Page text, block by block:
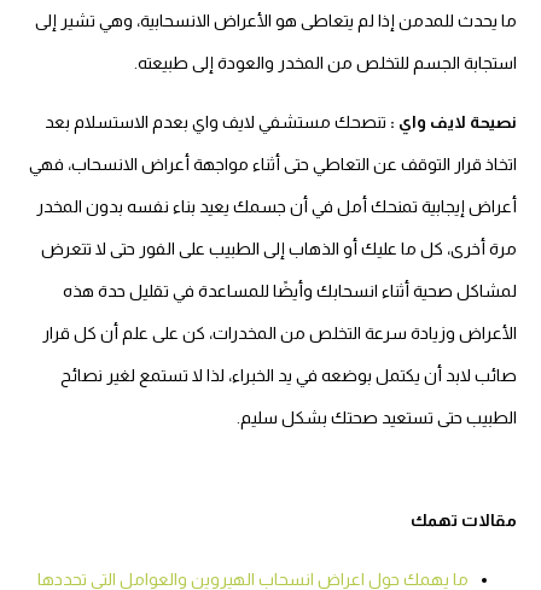
ما يحدث للمدمن إذا لم يتعاطى هو الأعراض الانسحابية، وهي تشير إلى
استجابة الجسم للتخلص من المخدر والعودة إلى طبيعته.
نصيحة لايف واي : تنصحك مستشفي لايف واي بعدم الاستسلام بعد
اتخاذ قرار التوقف عن التعاطي حتى أثناء مواجهة أعراض الانسحاب، فهي
أعراض إيجابية تمنحك أمل في أن جسمك يعيد بناء نفسه بدون المخدر
مرة أخرى، كل ما عليك أو الذهاب إلى الطبيب على الفور حتى لا تتعرض
لمشاكل صحية أثناء انسحابك وأيضًا للمساعدة في تقليل حدة هذه
الأعراض وزيادة سرعة التخلص من المخدرات، كن على علم أن كل قرار
صائب لابد أن يكتمل بوضعه في يد الخبراء، لذا لا تستمع لغير نصائح
الطبيب حتى تستعيد صحتك بشكل سليم.
مقالات تهمك
ما يهمك حول اعراض انسحاب الهيروين والعوامل التي تحددها